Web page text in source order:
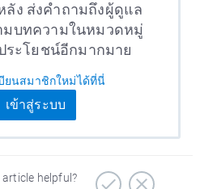
ลัง ส่งคำถามถึงผู้ดูแล
มบทความในหมวดหมู่
ระโยชน์อีกมากมาย
ยนสมาชิกใหม่ได้ที่นี่
เข้าสู่ระบบ
helpful?